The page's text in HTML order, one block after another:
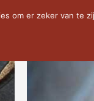
NOW TRENDING:
om er zeker van te